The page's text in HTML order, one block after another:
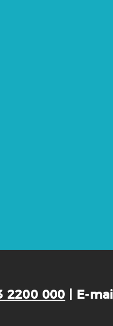
2200 000 | E-mail